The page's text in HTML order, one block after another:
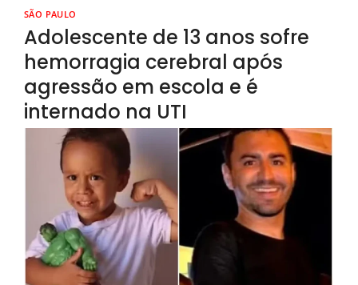
SÃO PAULO
Adolescente de 13 anos sofre
hemorragia cerebral após
agressão em escola e é
internado na UTI